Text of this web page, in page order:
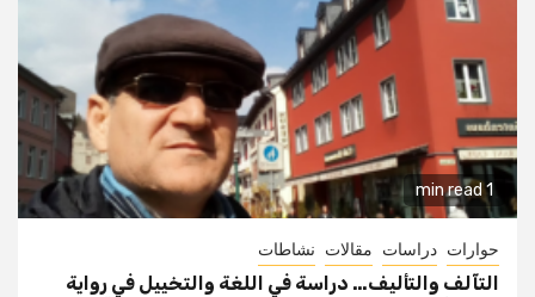
1 min read
حوارات دراسات مقالات نشاطات
التآلف والتأليف… دراسة في اللغة والتخييل في رواية